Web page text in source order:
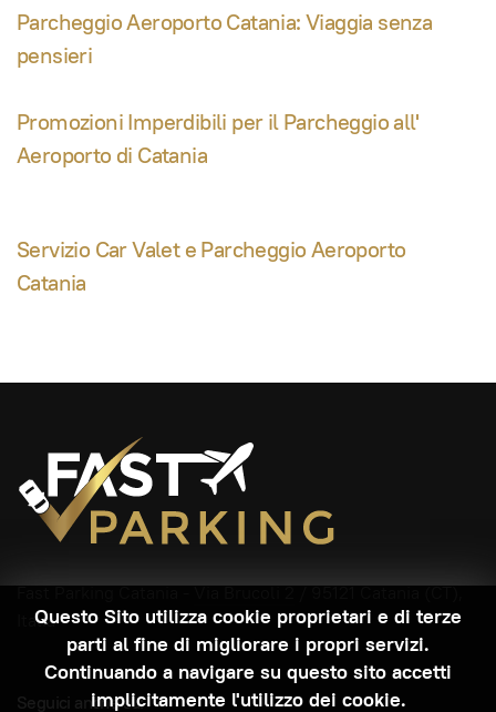
Parcheggio Aeroporto Catania: Viaggia senza
pensieri
Promozioni Imperdibili per il Parcheggio all'
Aeroporto di Catania
Servizio Car Valet e Parcheggio Aeroporto
Catania
Fast Parking Catania -Via Brucoli 2/ 95121 Catania (CT),
Italia
Seguici anche su:
Questo Sito utilizza cookie proprietari e di terze
parti al fine di migliorare i propri servizi.
Continuando a navigare su questo sito accetti
implicitamente l'utilizzo dei cookie.